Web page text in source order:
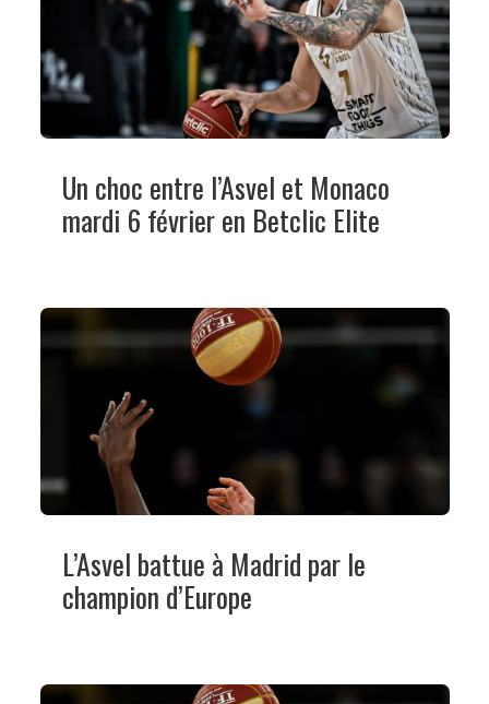
Un choc entre l’Asvel et Monaco
mardi 6 février en Betclic Elite
L’Asvel battue à Madrid par le
champion d’Europe